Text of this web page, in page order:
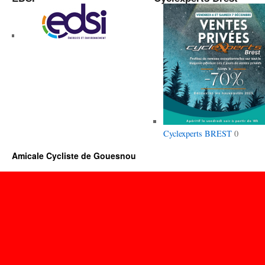
Cyclexperts BREST0
Amicale Cycliste de Gouesnou